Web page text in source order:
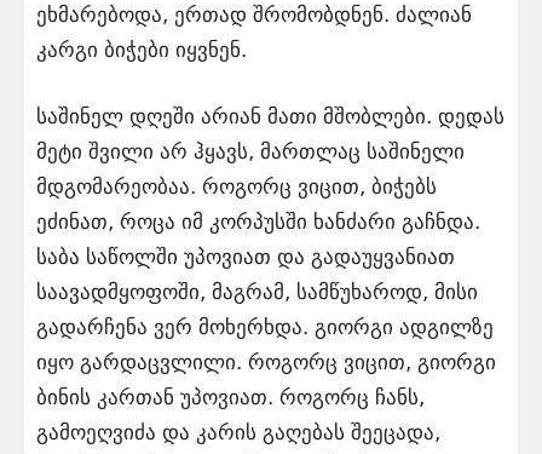
ეხმარებოდა, ერთად შრომობდნენ. ძალიან
კარგი ბიჭები იყვნენ.
საშინელ დღეში არიან მათი მშობლები. დედას
მეტი შვილი არ ჰყავს, მართლაც საშინელი
მდგომარეობაა. როგორც ვიცით, ბიჭებს
ეძინათ, როცა იმ კორპუსში ხანძარი გაჩნდა.
საბა საწოლში უპოვიათ და გადაუყვანიათ
საავადმყოფოში, მაგრამ, სამწუხაროდ, მისი
გადარჩენა ვერ მოხერხდა. გიორგი ადგილზე
იყო გარდაცვლილი. როგორც ვიცით, გიორგი
ბინის კართან უპოვიათ. როგორც ჩანს,
გამოეღვიძა და კარის გაღებას შეეცადა,